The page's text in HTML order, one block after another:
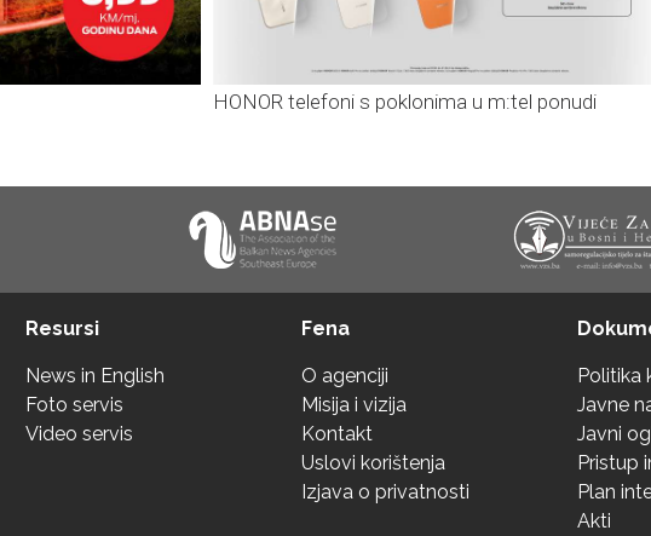
HONOR telefoni s poklonima u m:tel ponudi
Resursi
News in English
Foto servis
Video servis
Fena
O agenciji
Misija i vizija
Kontakt
Uslovi korištenja
Izjava o privatnosti
Politika
Javne
Javni
Pristup
Plan
Akti